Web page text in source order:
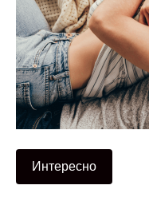
Интересно